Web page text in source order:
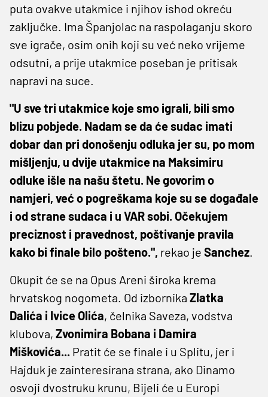
puta ovakve utakmice i njihov ishod okreću
zaključke. Ima Španjolac na raspolaganju skoro
sve igrače, osim onih koji su već neko vrijeme
odsutni, a prije utakmice poseban je pritisak
napravi na suce.
"U sve tri utakmice koje smo igrali, bili smo
blizu pobjede. Nadam se da će sudac imati
dobar dan pri donošenju odluka jer su, po mom
mišljenju, u dvije utakmice na Maksimiru
odluke išle na našu štetu. Ne govorim o
namjeri, već o pogreškama koje su se događale
i od strane sudaca i u VAR sobi. Očekujem
preciznost i pravednost, poštivanje pravila
kako bi finale bilo pošteno.", rekao je Sanchez.
Okupit će se na Opus Areni široka krema
hrvatskog nogometa. Od izbornika Zlatka
Dalića i Ivice Olića, čelnika Saveza, vodstva
klubova, Zvonimira Bobana i Damira
Miškovića... Pratit će se finale i u Splitu, jer i
Hajduk je zainteresirana strana, ako Dinamo
osvoji dvostruku krunu, Bijeli će u Europi